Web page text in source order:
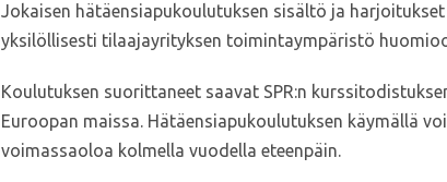
Jokaisen hätäensiapukoulutuksen sisältö ja
yksilöllisesti tilaajayrityksen toimintaympäristö
Koulutuksen suorittaneet saavat SPR:n
Euroopan maissa. Hätäensiapukoulutuksen käymällä
voimassaoloa kolmella vuodella eteenpäin.